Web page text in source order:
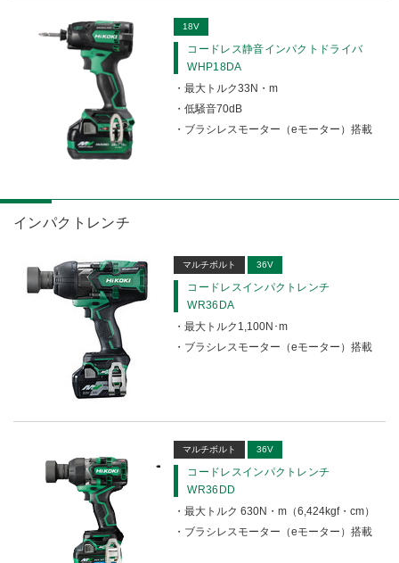
18V
コードレス静音インパクトドライバ
WHP18DA
最大トルク33N・m
低騒音70dB
ブラシレスモーター（eモーター）搭載
インパクトレンチ
マルチボルト 36V
コードレスインパクトレンチ
WR36DA
最大トルク1,100N･m
ブラシレスモーター（eモーター）搭載
マルチボルト 36V
コードレスインパクトレンチ
WR36DD
最大トルク 630N・m（6,424kgf・cm）
ブラシレスモーター（eモーター）搭載